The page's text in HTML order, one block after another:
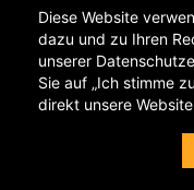
Diese Website
dazu und zu Ihren
unserer
Sie auf „Ich stimme
direkt unsere